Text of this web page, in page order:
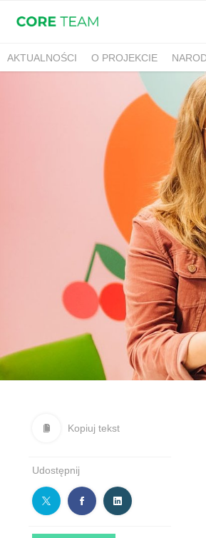
AKTUALNOŚCI O PROJEKCIE
Kopiuj tekst
Udostępnij